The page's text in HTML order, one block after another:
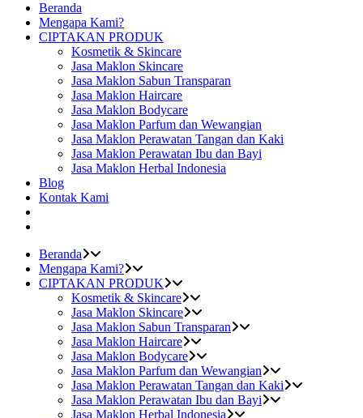
Beranda
Mengapa Kami?
CIPTAKAN PRODUK
Kosmetik & Skincare
Jasa Maklon Skincare
Jasa Maklon Sabun Transparan
Jasa Maklon Haircare
Jasa Maklon Bodycare
Jasa Maklon Parfum dan Wewangian
Jasa Maklon Perawatan Tangan dan Kaki
Jasa Maklon Perawatan Ibu dan Bayi
Jasa Maklon Herbal Indonesia
Blog
Kontak Kami
Beranda
Mengapa Kami?
CIPTAKAN PRODUK
Kosmetik & Skincare
Jasa Maklon Skincare
Jasa Maklon Sabun Transparan
Jasa Maklon Haircare
Jasa Maklon Bodycare
Jasa Maklon Parfum dan Wewangian
Jasa Maklon Perawatan Tangan dan Kaki
Jasa Maklon Perawatan Ibu dan Bayi
Jasa Maklon Herbal Indonesia